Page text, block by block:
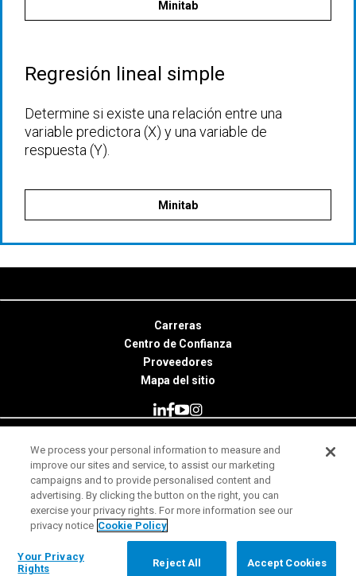
Minitab
Regresión lineal simple
Determine si existe una relación entre una
variable predictora (X) y una variable de
respuesta (Y).
Minitab
Carreras
Centro de Confianza
Proveedores
Mapa del sitio
© 2026 Minitab, LLC. All Rights Reserved.
Condiciones de uso
Aviso de Privacidad
Legal
We process your personal information to measure and
improve our sites and service, to assist our marketing
campaigns and to provide personalised content and
advertising. By clicking the button on the right, you can
exercise your privacy rights. For more information see our
privacy notice Cookie Policy
Your Privacy
Rights
Reject All Accept Cookies